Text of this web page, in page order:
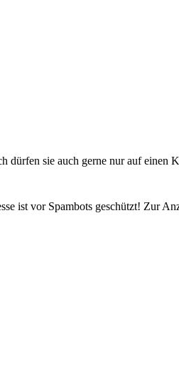
dürfen sie auch gerne nur auf einen
ist vor Spambots geschützt! Zur